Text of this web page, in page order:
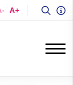
A+